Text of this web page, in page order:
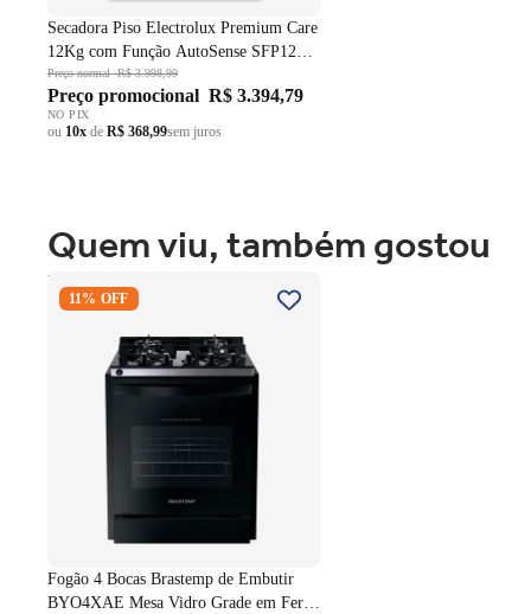
Secadora Piso Electrolux Premium Care
12Kg com Função AutoSense SFP12
Branco 220V
Preço normalR$ 3.998,99
Preço promocional R$ 3.394,79
NO PIX
ou 10x de R$ 368,99sem juros
Quem viu, também gostou
Fogão 4 Bocas Brastemp de
Embutir BYO4XAE Mesa Vidro
Chama Preto Bivolt
11% OFF
Fogão 4 Bocas Brastemp de Embutir
BYO4XAE Mesa Vidro Grade em Ferro